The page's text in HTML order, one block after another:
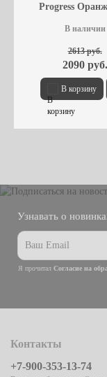
Progress
В наличии
В корзину
2613 руб.
2090 руб.
Узнавать о
Я прочитал Согласие на
Контакты
+7-900-353-13-74